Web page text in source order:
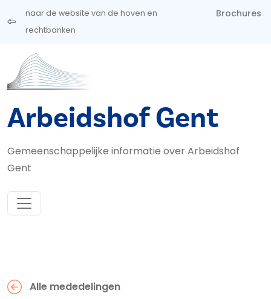
Overslaan en naar de inhoud gaan
naar de website van de hoven en
rechtbanken
Brochures
Arbeidshof Gent
Gemeenschappelijke informatie over Arbeidshof
Gent
Alle mededelingen